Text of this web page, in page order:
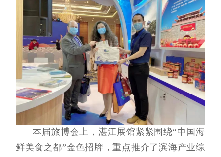
本届旅博会上，湛江展馆紧紧围绕“中国海
鲜美食之都”金色招牌，重点推介了滨海产业综